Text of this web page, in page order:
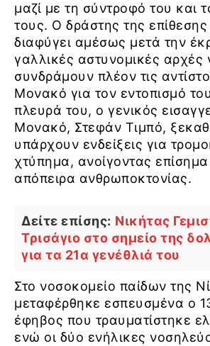
μαζί με τη σύντροφό του και
τους. Ο δράστης της
διαφύγει αμέσως μετά την
γαλλικές αστυνομικές αρχές
συνδράμουν πλέον τις
Μονακό για τον εντοπισμό
πλευρά του, ο γενικός
Μονακό, Στεφάν Τιμπό,
υπάρχουν ενδείξεις για
χτύπημα, ανοίγοντας
απόπειρα ανθρωποκτονίας.
Δείτε επίσης: Νικήτας
Τρισάγιο στο σημείο της
για τα 21α γενέθλιά του
Στο νοσοκομείο παίδων της
μεταφέρθηκε εσπευσμένα ο
έφηβος που τραυματίστηκε
ενώ οι δύο ενήλικες